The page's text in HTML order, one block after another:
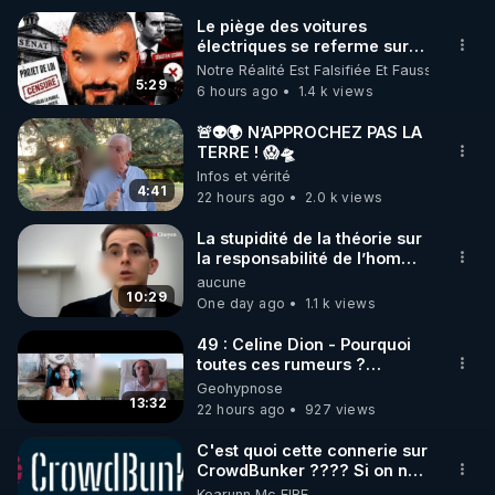
🌱 INSTAGRAM
https://www.instagram.com/rdlr_thierrycasasnovas/
http://rgnr.li/instagram
🌱 LA NEWSLETTER
Pour ne pas rater l’actualité RGNR (stages,
http://rgnr.li/news
🌱 VIDÉOS NON CENSURÉES SUR ODYSEE
Toutes les vidéos Youtube sont aussi sur la
http://rgnr.li/odysee
🌱 LES STAGES EN PRÉSENTIEL
5:29
Le piège des voitures
électriques se referme sur
les usagers !
Notre Réalité Est Falsifiée Et Fausse
6 hours ago
1.4 k views
4:41
🚨👽🌍 N’APPROCHEZ PAS LA
TERRE ! 😱🛸
Infos et vérité
22 hours ago
2.0 k views
10:29
La stupidité de la théorie sur
la responsabilité de l’homme
concernant le dioxyde de
carbone.
aucune
One day ago
1.1 k views
13:32
49 : Celine Dion - Pourquoi
toutes ces rumeurs ?
Enquête sous hypnose
Geohypnose
22 hours ago
927 views
C'est quoi cette connerie sur
CrowdBunker ???? Si on ne
peut plus publier, c'est un